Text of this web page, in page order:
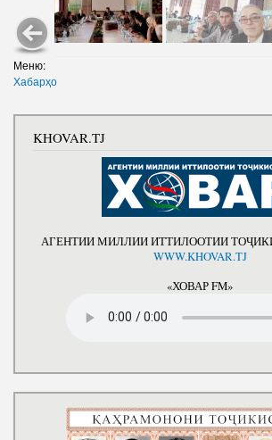
Меню:
Хабарҳо
KHOVAR.TJ
АГЕНТИИ МИЛЛИИ ИТТИЛООТИИ
WWW.KHOVAR.TJ
«ХОВАР FM»